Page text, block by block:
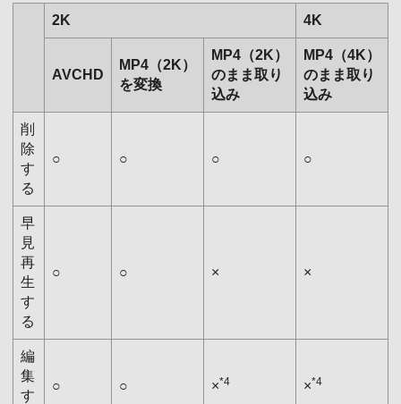
2K 4K
AVCHD
MP4（2K）
を変換
MP4（2K）
のまま取り
込み
MP4（4K）
のまま取り
込み
削
除
す
る
○ ○ ○ ○
早
見
再
生
す
る
○ ○ × ×
編
集
す
○ ○ ×*4 ×*4